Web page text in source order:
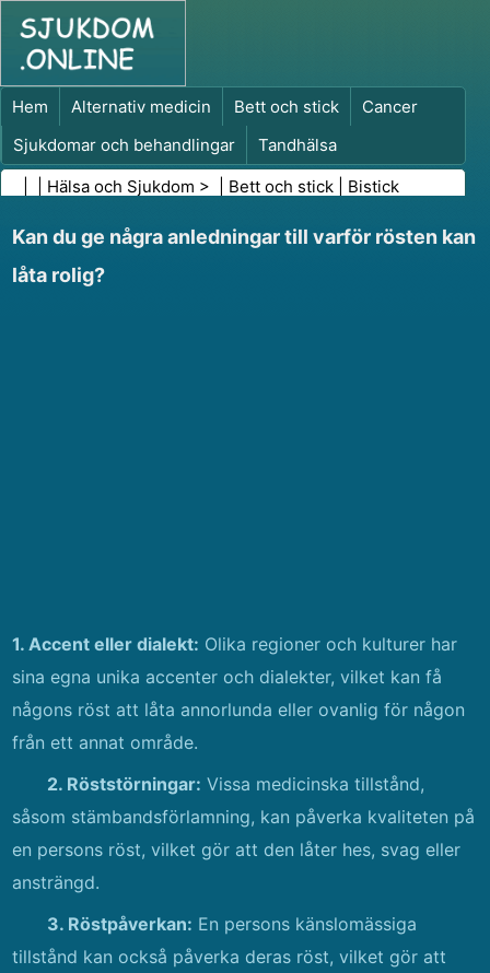
Hem Alternativ medicin Bett och stick
Cancer
Sjukdomar och behandlingar
Tandhälsa
Kost och näring
Familjehälsa
Hälsa och Sjukdom > | Bett och stick Bistick
Kan du ge några anledningar till varför rösten kan
låta rolig?
1. Accent eller dialekt: Olika regioner och kulturer har
sina egna unika accenter och dialekter, vilket kan få
någons röst att låta annorlunda eller ovanlig för någon
från ett annat område.
2. Röststörningar: Vissa medicinska tillstånd,
såsom stämbandsförlamning, kan påverka kvaliteten på
en persons röst, vilket gör att den låter hes, svag eller
ansträngd.
3. Röstpåverkan: En persons känslomässiga
tillstånd kan också påverka deras röst, vilket gör att